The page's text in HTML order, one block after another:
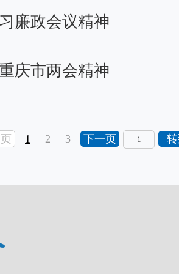
廉政会议精神
庆市两会精神
1 2 3 下一页 转